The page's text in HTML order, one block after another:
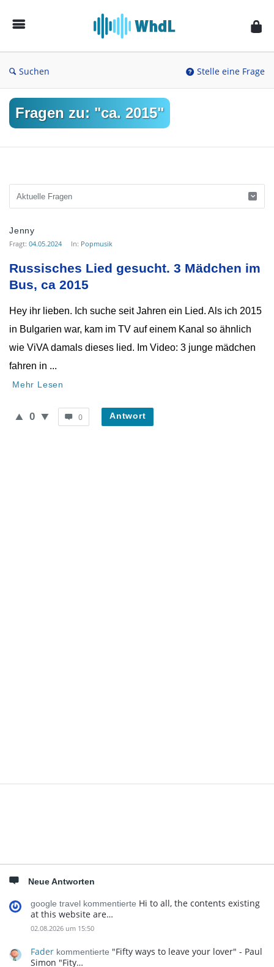
von
Suchen Stelle eine Frage
Fragen zu: "ca. 2015"
Musikforum
von
WieheisstdasLied.de
Neueste
Jenny
Fragt: 04.05.2024 In: Popmusik
Russisches Lied gesucht. 3 Mädchen im
Bus, ca 2015
Hey ihr lieben. Ich suche seit Jahren ein Lied. Als ich 2015
in Bulgarien war, kam im TV auf einem Kanal so ähnlich
wie ViVA damals dieses lied. Im Video: 3 junge mädchen
fahren in ...
Mehr Lesen
0 0 Antwort
Neue Antworten
google travel kommentierte Hi to all, the contents existing
at this website are…
02.08.2026 um 15:50
Fader kommentierte "Fifty ways to leave your lover" - Paul
Simon "Fity…